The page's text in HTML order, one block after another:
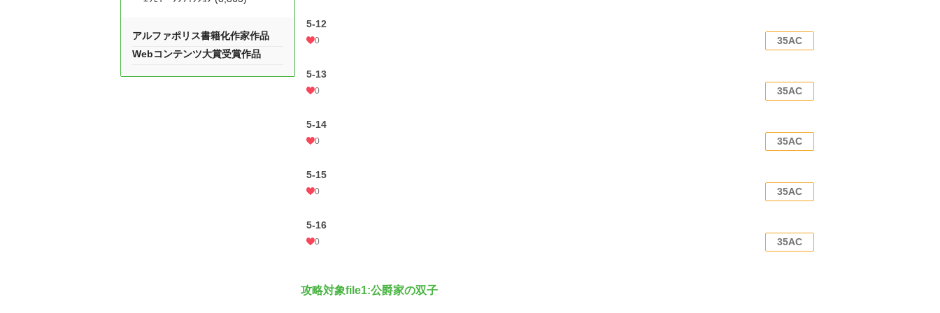
5-12
0 35AC
5-13
0 35AC
5-14
0 35AC
5-15
0 35AC
5-16
0 35AC
攻略対象file1:公爵家の双子
アルファポリス書籍化作家作品
Webコンテンツ大賞受賞作品